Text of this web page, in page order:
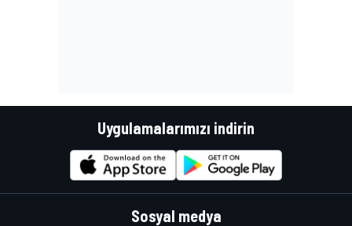
Uygulamalarımızı indirin
Sosyal medya